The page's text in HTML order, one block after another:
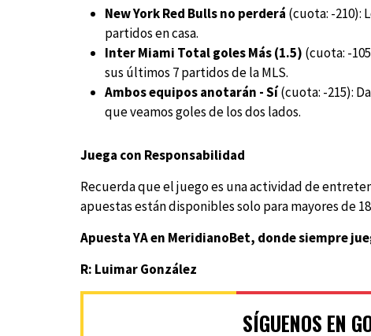
New York Red Bulls no perderá (cuota: -210):
partidos en casa.
Inter Miami Total goles Más (1.5) (cuota: -
sus últimos 7 partidos de la MLS.
Ambos equipos anotarán - Sí(cuota: -215):
que veamos goles de los dos lados.
Juega con Responsabilidad
Recuerda que el juego es una actividad de
apuestas están disponibles solo para mayores de 18
Apuesta YA en MeridianoBet, donde siempre
R: Luimar González
SÍGUENOS EN